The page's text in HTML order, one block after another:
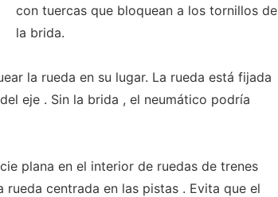
con tuercas que bloquean a los tornillos de
la brida.
la rueda en su lugar. La rueda está fijada
eje . Sin la brida , el neumático podría
plana en el interior de ruedas de trenes
centrada en las pistas . Evita que el